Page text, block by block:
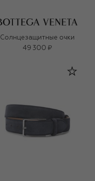
Солнцезащитные очки
49 300 ₽